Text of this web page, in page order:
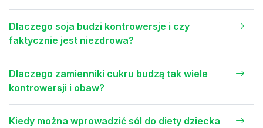
Dlaczego soja budzi kontrowersje i czy
faktycznie jest niezdrowa?
Dlaczego zamienniki cukru budzą tak wiele
kontrowersji i obaw?
Kiedy można wprowadzić sól do diety dziecka